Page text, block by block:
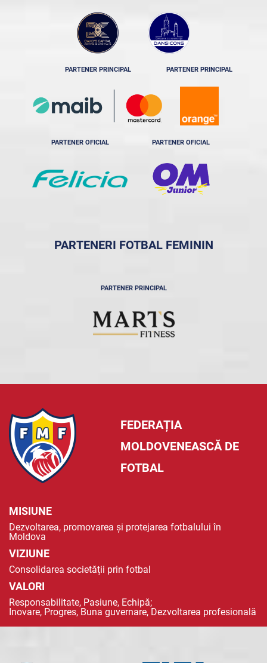
PARTENER PRINCIPAL PARTENER PRINCIPAL
PARTENER OFICIAL PARTENER OFICIAL
PARTENERI FOTBAL FEMININ
PARTENER PRINCIPAL
FEDERAȚIA
MOLDOVENEASCĂ DE
FOTBAL
MISIUNE
Dezvoltarea, promovarea și protejarea fotbalului în
Moldova
VIZIUNE
Consolidarea societății prin fotbal
VALORI
Responsabilitate, Pasiune, Echipă;
Inovare, Progres, Buna guvernare, Dezvoltarea profesională